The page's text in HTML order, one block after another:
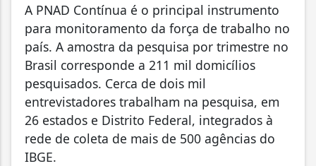
A PNAD Contínua é o principal instrumento
para monitoramento da força de trabalho no
país. A amostra da pesquisa por trimestre no
Brasil corresponde a 211 mil domicílios
pesquisados. Cerca de dois mil
entrevistadores trabalham na pesquisa, em
26 estados e Distrito Federal, integrados à
rede de coleta de mais de 500 agências do
IBGE.